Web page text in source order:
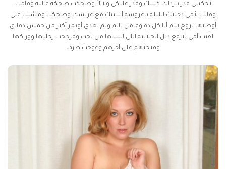
تحكيلى قدر يبردلك كسك وقدر عليكى ولا لأ وضحكت ضحكه عاليه وقامت
وقالت لأمى دخلتك الليله ياعروسه أسيبك مع عريسك وضحكت ومشيت على
أوضتها تروح تنام أنا كل ده وعامل نايم ولم يعدى أويمر أكتر من خمس دقايق
لقيت أمى بترفع ديل الجلابيه اللى لبساها من تحت وفرجحت رجليها ووراكها
وفتحتهم على أخرهم وعوجت طرف